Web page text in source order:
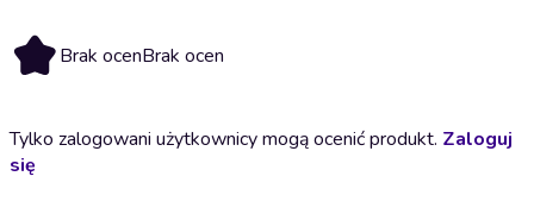
Brak ocenBrak ocen
Tylko zalogowani użytkownicy mogą ocenić produkt. Zaloguj
się